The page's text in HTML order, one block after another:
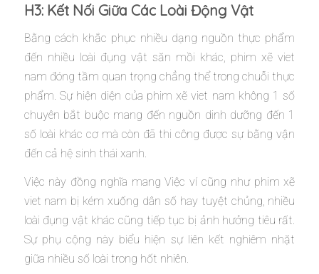
H3: Kết Nối Giữa Các Loài Động Vật
Bằng cách khắc phục nhiều dạng nguồn thực phẩm
đến nhiều loài đụng vật săn mồi khác, phim xẽ viet
nam đóng tầm quan trọng chẳng thể trong chuỗi thực
phẩm. Sự hiện diện của phim xẽ viet nam không 1 số
chuyên bắt buộc mang đến nguồn dinh dưỡng đến 1
số loài khác cơ mà còn đã thi công được sự bằng vận
đến cả hệ sinh thái xanh.
Việc này đồng nghĩa mang Việc ví cũng như phim xẽ
viet nam bị kém xuống dân số hay tuyệt chủng, nhiều
loài đụng vật khác cũng tiếp tục bị ảnh hưởng tiêu rất.
Sự phụ cộng này biểu hiện sự liên kết nghiêm nhặt
giữa nhiều số loài trong hốt nhiên.